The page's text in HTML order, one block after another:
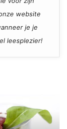
website
je je
leesplezier!